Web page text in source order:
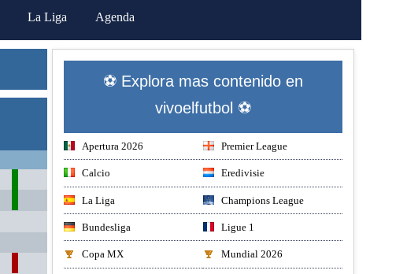
La Liga Agenda
⚽ Explora mas contenido en
vivoelfutbol ⚽
Apertura 2026 Premier League
Calcio Eredivisie
La Liga Champions League
Bundesliga Ligue 1
Copa MX Mundial 2026